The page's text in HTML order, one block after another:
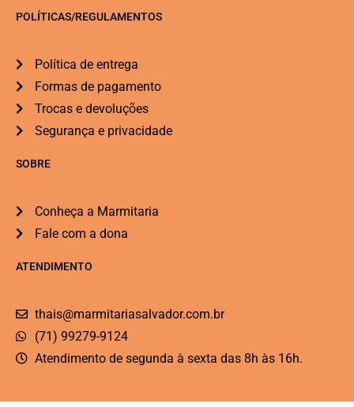
POLÍTICAS/REGULAMENTOS
Política de entrega
Formas de pagamento
Trocas e devoluções
Segurança e privacidade
SOBRE
Conheça a Marmitaria
Fale com a dona
ATENDIMENTO
thais@marmitariasalvador.com.br
(71) 99279-9124
Atendimento de segunda à sexta das 8h às 16h.